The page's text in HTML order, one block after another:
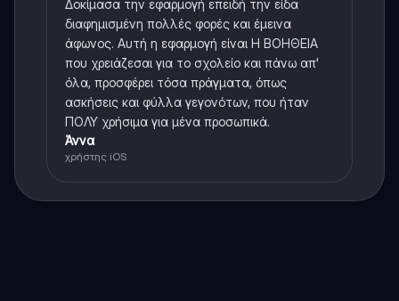
Δοκίμασα την εφαρμογή επειδή την είδα
διαφημισμένη πολλές φορές και έμεινα
άφωνος. Αυτή η εφαρμογή είναι Η ΒΟΗΘΕΙΑ
που χρειάζεσαι για το σχολείο και πάνω απ'
όλα, προσφέρει τόσα πράγματα, όπως
ασκήσεις και φύλλα γεγονότων, που ήταν
ΠΟΛΥ χρήσιμα για μένα προσωπικά.
Άννα
χρήστης iOS